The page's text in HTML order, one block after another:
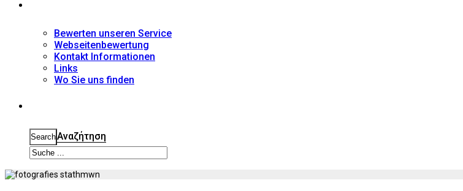
Bewerten unseren Service
Webseitenbewertung
Kontakt Informationen
Links
Wo Sie uns finden
SearchΑναζήτηση